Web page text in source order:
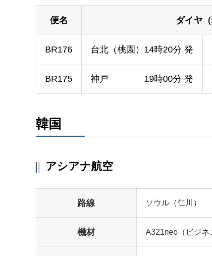
便名 ダイヤ（
BR176 台北（桃園）14時20分 発
BR175 神戸 19時00分 発
韓国
アシアナ航空
路線 ソウル（仁川）
機材 A321neo（ビジネ